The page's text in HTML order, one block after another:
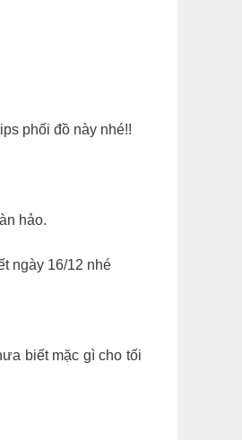
phối đồ này nhé!!
hảo.
ngày 16/12 nhé
biết mặc gì cho tối